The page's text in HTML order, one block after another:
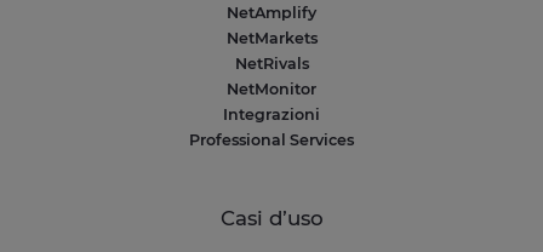
NetAmplify
NetMarkets
NetRivals
NetMonitor
Integrazioni
Professional Services
Casi d’uso